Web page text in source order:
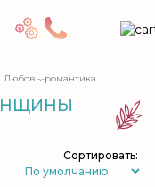
Любовь-романтика
Сортировать: